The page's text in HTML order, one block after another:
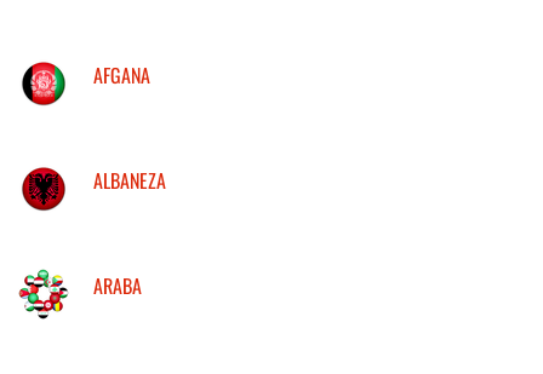
AFGANA
ALBANEZA
ARABA